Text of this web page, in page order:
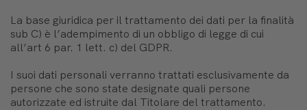
La base giuridica per il trattamento dei dati per la finalità
sub C) è l’adempimento di un obbligo di legge di cui
all’art 6 par. 1 lett. c) del GDPR.
I suoi dati personali verranno trattati esclusivamente da
persone che sono state designate quali persone
autorizzate ed istruite dal Titolare del trattamento.